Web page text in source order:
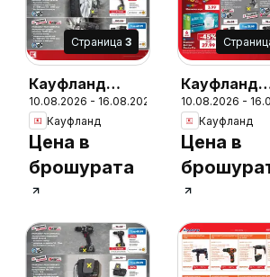
Cтраница 3
Кауфланд
брошура
Бургас - Вземи
повече, спести
повече
10.08.2026 - 16.08.2026
Кауфланд
Цена в
брошурата
Кауфланд
брошура
София -
повече,
повече
10.08.2026 -
Кауфланд
Цена в